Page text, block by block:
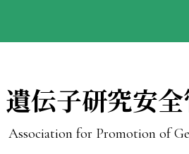
遺伝子研究安
Association for Promotion of